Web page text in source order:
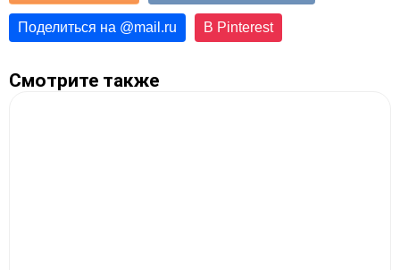
Поделиться на @mail.ru В Pinterest
Смотрите также